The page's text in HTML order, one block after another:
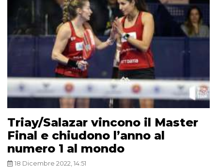
Triay/Salazar vincono il Master
Final e chiudono l’anno al
numero 1 al mondo
18 Dicembre 2022, 14:51